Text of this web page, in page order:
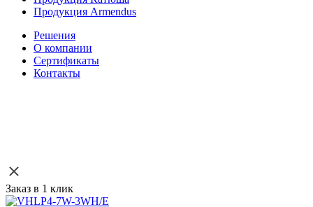
Продукция Armendus
Решения
О компании
Сертификаты
Контакты
Заказ в 1 клик